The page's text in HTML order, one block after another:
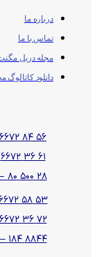
درباره ما
تماس با ما
مجله دریل
دانلود
۵۶ ۸۴ ۶۶۷۲ – ۰۲۱
۶۱ ۳۶ ۶۶۷۲ – ۰۲۱
۲۸ ۵۰۰ ۸۰ – ۰۹۳۹
۵۳ ۵۸ ۶۶۷۲ – ۰۲۱
۷۲ ۳۶ ۶۶۷۲ – ۰۲۱
۸۸۴۴ ۱۸۴ – ۰۹۳۷